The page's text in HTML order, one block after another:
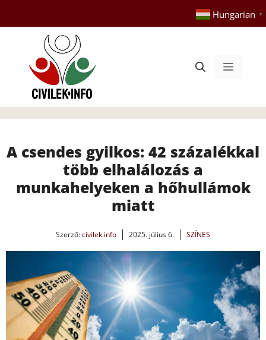
tartalomba
Hungarian ▼
Menü
A csendes gyilkos: 42 százalékkal
több elhalálozás a
munkahelyeken a hőhullámok
miatt
Szerző:civilek.info 2025. július 6. SZÍNES